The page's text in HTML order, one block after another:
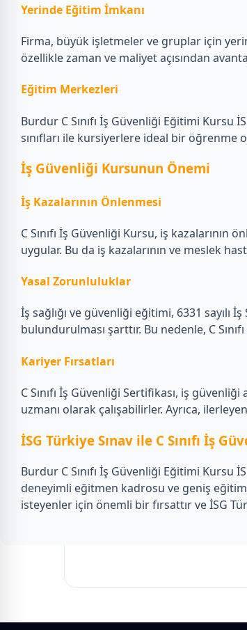
Yerinde Eğitim İmkanı
Firma, büyük işletmeler ve gruplar için
özellikle zaman ve maliyet açısından
Eğitim Merkezleri
Burdur C Sınıfı İş Güvenliği Eğitimi
sınıfları ile kursiyerlere ideal bir öğrenme
İş Güvenliği Kursunun Önemi
İş Kazalarının Önlenmesi
C Sınıfı İş Güvenliği Kursu, iş
uygular. Bu da iş kazalarının ve meslek
Yasal Zorunluluklar
İş sağlığı ve güvenliği eğitimi, 6331
bulundurulması şarttır. Bu nedenle, C
Kariyer Fırsatları
C Sınıfı İş Güvenliği Sertifikası, iş
uzmanı olarak çalışabilirler. Ayrıca,
İSG Türkiye Sınav ile C Sınıfı İş
Burdur C Sınıfı İş Güvenliği Eğitimi
deneyimli eğitmen kadrosu ve geniş eğitim
isteyenler için önemli bir fırsattır ve İSG